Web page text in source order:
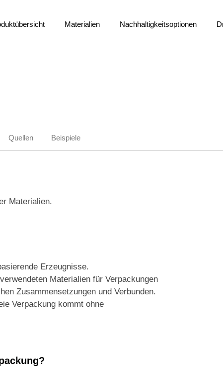
Materialien Nachhaltigkeitsoptionen
Quellen Beispiele
Materialien.
Erzeugnisse.
Materialien für Verpackungen
Zusammensetzungen und Verbunden.
Verpackung kommt ohne